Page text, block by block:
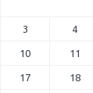
3 4
10 11
17 18